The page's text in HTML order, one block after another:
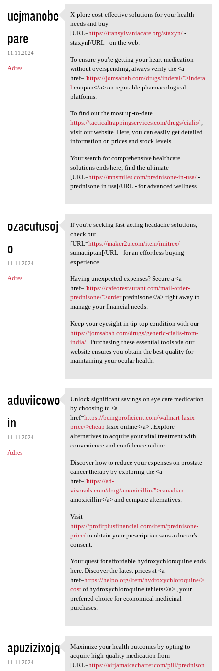
uejmanobe
pare
11.11.2024
Adres
X-plore cost-effective
X-plore cost-effective solutions for your health
needs and buy
[URL=https://transylvaniacare.org/staxyn/-
staxyn[/URL - on the web.
To ensure you're getting your heart medication
without overspending, always verify the <a
href="https://jomsabah.com/drugs/inderal/">indera
l coupon</a> on reputable pharmacological
platforms.
To find out the most up-to-date
https://tacticaltrappingservices.com/drugs/cialis/,
visit our website. Here, you can easily get detailed
information on prices and stock levels.
Your search for comprehensive healthcare
solutions ends here; find the ultimate
[URL=https://mnsmiles.com/prednisone-in-usa/-
prednisone in usa[/URL - for advanced wellness.
ozacutusoj
o
11.11.2024
Adres
If you're seeking fast-acting
If you're seeking fast-acting headache solutions,
check out
[URL=https://maker2u.com/item/imitrex/-
sumatriptan[/URL - for an effortless buying
experience.
Having unexpected expenses? Secure a <a
href="https://cafeorestaurant.com/mail-order-
prednisone/">orderprednisone</a> right away to
manage your financial needs.
Keep your eyesight in tip-top condition with our
https://jomsabah.com/drugs/generic-cialis-from-
india/. Purchasing these essential tools via our
website ensures you obtain the best quality for
maintaining your ocular health.
aduviicowo
in
11.11.2024
Adres
Unlock significant savings on
Unlock significant savings on eye care medication
by choosing to <a
href=https://beingproficient.com/walmart-lasix-
price/>cheap lasix online</a> . Explore
alternatives to acquire your vital treatment with
convenience and confidence online.
Discover how to reduce your expenses on prostate
cancer therapy by exploring the <a
href="https://ad-
visorads.com/drug/amoxicillin/">canadian
amoxicillin</a> and compare alternatives.
Visit
https://profitplusfinancial.com/item/prednisone-
price/to obtain your prescription sans a doctor's
consent.
Your quest for affordable hydroxychloroquine ends
here. Discover the latest prices at <a
href=https://helpo.org/item/hydroxychloroquine/>
costof hydroxychloroquine tablets</a> , your
preferred choice for economical medicinal
purchases.
apuzizixojq
11.11.2024
Maximize your health outcomes
Maximize your health outcomes by opting to
acquire high-quality medication from
[URL=https://airjamaicacharter.com/pill/prednison